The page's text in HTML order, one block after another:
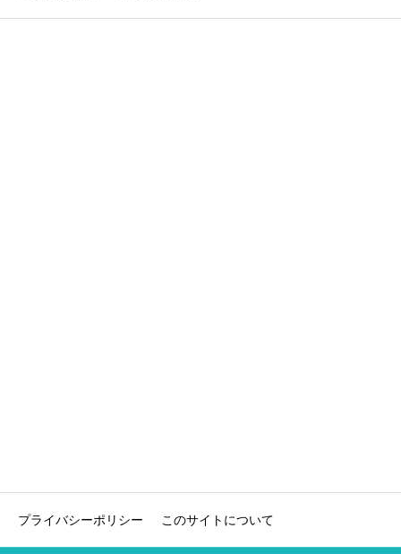
プライバシーポリシー このサイトについて